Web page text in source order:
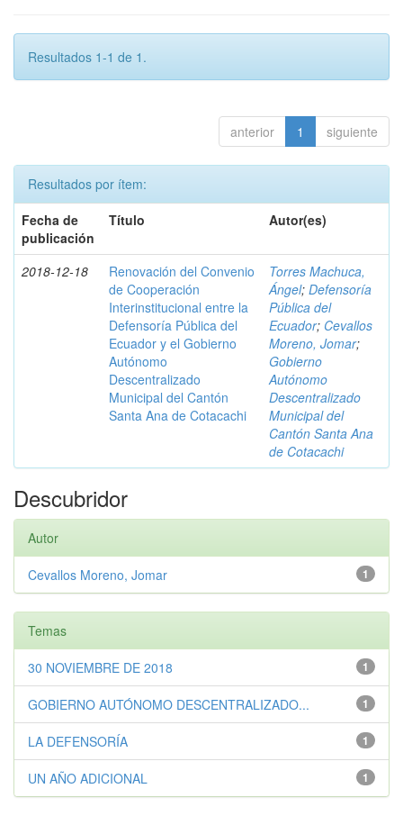
Resultados 1-1 de 1.
anterior 1 siguiente
Resultados por ítem:
Fecha de
publicación
Título Autor(es)
2018-12-18
Renovación del Convenio
de Cooperación
Interinstitucional entre la
Defensoría Pública del
Ecuador y el Gobierno
Autónomo
Descentralizado
Municipal del Cantón
Santa Ana de Cotacachi
Torres Machuca,
Ángel; Defensoría
Pública del
Ecuador; Cevallos
Moreno, Jomar;
Gobierno
Autónomo
Descentralizado
Municipal del
Cantón Santa Ana
de Cotacachi
Descubridor
Autor
1
Cevallos Moreno, Jomar
Temas
1
30 NOVIEMBRE DE 2018
1
GOBIERNO AUTÓNOMO DESCENTRALIZADO...
1
LA DEFENSORÍA
1
UN AÑO ADICIONAL